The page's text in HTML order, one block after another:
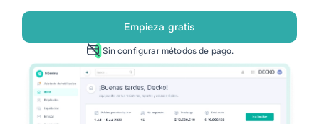
Alegra para Contadores
Ingresa
Agendar Demo
Empieza gratis
Sin configurar métodos de pago.